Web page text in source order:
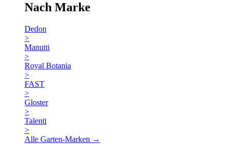
Nach Marke
Dedon
>
Manutti
>
Royal Botania
>
FAST
>
Gloster
>
Talenti
>
Alle Garten-Marken →